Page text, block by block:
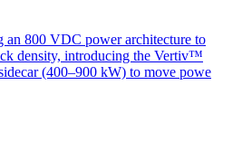
an 800 VDC power architecture to
density, introducing the Vertiv™
(400–900 kW) to move powe